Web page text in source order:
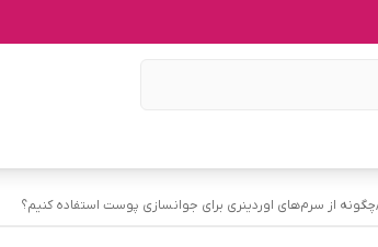
چگونه از سرم‌های اوردینری برای جوانسازی پوست استفاده کنیم؟